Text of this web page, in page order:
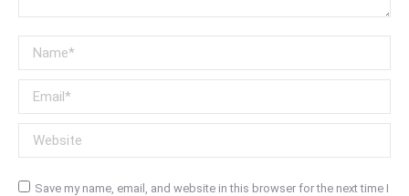
Name *
Email *
Website
Save my name, email, and website in this browser for the next time I